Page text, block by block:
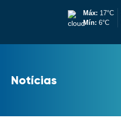
Máx: 17°C
Mín: 6°C
Notícias